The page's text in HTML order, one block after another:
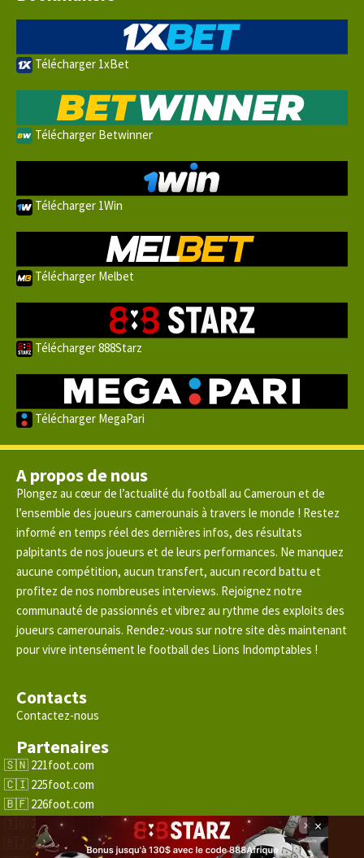
Télécharger 1xBet
Télécharger Betwinner
Télécharger 1Win
Télécharger Melbet
Télécharger 888Starz
Télécharger MegaPari
A propos de nous
Plongez au cœur de l’actualité du football au Cameroun et de
l’ensemble des joueurs camerounais à travers le monde ! Restez
informé en temps réel des dernières infos, des résultats
palpitants de nos joueurs et de leurs performances. Ne manquez
aucune compétition, aucun transfert, aucun record battu et
profitez de nos nombreuses interviews. Rejoignez notre
communauté de passionnés et vibrez au rythme des exploits des
joueurs camerounais. Rendez-vous sur notre site dès maintenant
pour vivre intensément le football des Lions Indomptables !
Contacts
Contactez-nous
Partenaires
221foot.com
225foot.com
226foot.com
228foot.com
229foot.com
×